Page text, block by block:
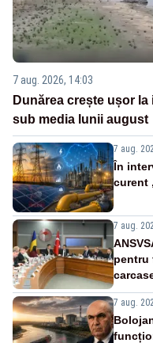
7 aug. 2026, 14:03
Dunărea crește ușor
sub media lunii august
7 aug.
În
curent
7 aug.
pentru
7 aug.